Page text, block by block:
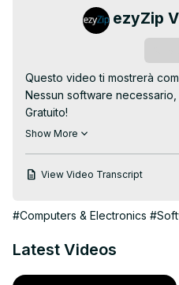
ezyZip
Questo video ti mostrerà
Nessun software
Gratuito!
Vai a: https://
selezione file;
Inizierà l'estrazione del file
2. Fare clic sul pulsante
Show More
View Video Transcript
#Computers & Electronics
Latest Videos